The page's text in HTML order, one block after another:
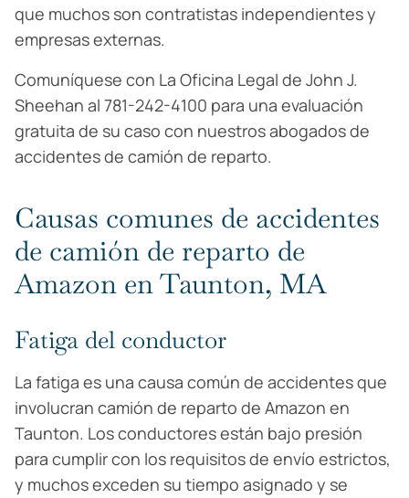
que muchos son contratistas independientes y
empresas externas.
Comuníquese con La Oficina Legal de John J.
Sheehan al 781-242-4100 para una evaluación
gratuita de su caso con nuestros abogados de
accidentes de camión de reparto.
Causas comunes de accidentes
de camión de reparto de
Amazon en Taunton, MA
Fatiga del conductor
La fatiga es una causa común de accidentes que
involucran camión de reparto de Amazon en
Taunton. Los conductores están bajo presión
para cumplir con los requisitos de envío estrictos,
y muchos exceden su tiempo asignado y se